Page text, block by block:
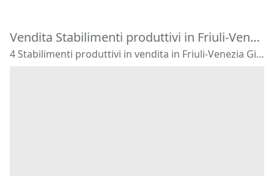
Vendita Stabilimenti produttivi in Friuli-Venezia Giulia
4 Stabilimenti produttivi in vendita in Friuli-Venezia Giulia